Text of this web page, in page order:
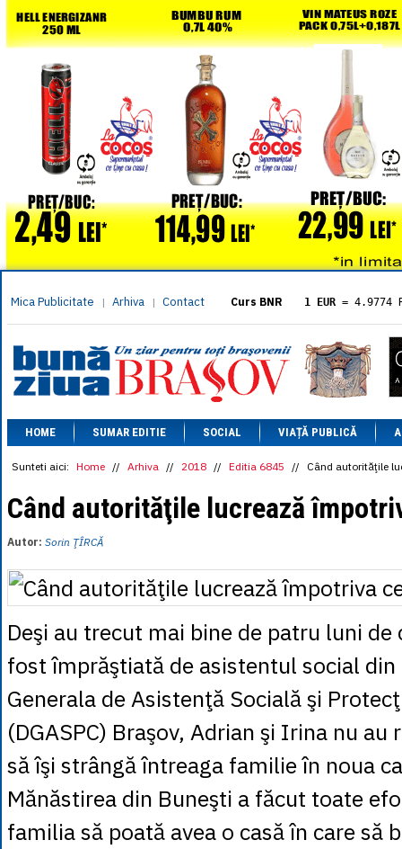
Mica Publicitate | Arhiva | Contact Curs BNR 1 EUR = 4.9774
= 5.8304
1 XAU= 464.4611
1 AED= 1.1933
1 AUD= 2.7957
1 BGN= 2.5449
1 CAD= 3.1559
1 CHF= 5.2813
1 CNY = 0.6015
1 DKK
= 0.6668
= 0.0860
= 0.3047
1 MDL = 0.2538
1 MXN= 0.2227
1 NOK= 0.4191
1 NZD= 2.6097
= 1.1646
1 RSD= 0.0425
1 RUB= 0.0530
1 SEK
= 0.4526
1 UAH= 0.1048
1 XDR
1 ZAR= 0.2318
HOME SUMAR EDITIE SOCIAL VIAȚĂ PUBLICĂ
Sunteti aici: Home // Arhiva // 2018 // Editia 6845 // Când autorităţile
Când autorităţile lucrează
Autor: Sorin ŢÎRCĂ
Deşi au trecut mai bine de patru luni
fost împrăştiată de asistentul social din
Generala de Asistenţă Socială şi
(DGASPC) Braşov, Adrian şi Irina nu au
să îşi strângă întreaga familie în noua
Mănăstirea din Buneşti a făcut toate
familia să poată avea o casă în care să